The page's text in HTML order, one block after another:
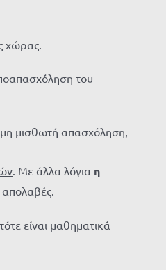
χώρας.
του
μισθωτή απασχόληση,
. Με άλλα λόγια η
απολαβές.
είναι μαθηματικά